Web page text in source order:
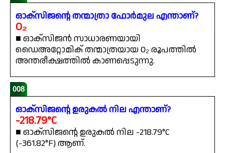
ഓക്സിജന്റെ തന്മാത്രാ ഫോർമുല എന്താണ്?
O₂
■ ഓക്സിജൻ സാധാരണയായി
ഡൈഅറ്റോമിക് തന്മാത്രയായ O₂ രൂപത്തിൽ
അന്തരീക്ഷത്തിൽ കാണപ്പെടുന്നു.
008
ഓക്സിജന്റെ ഉരുകൽ നില എന്താണ്?
-218.79°C
■ ഓക്സിജന്റെ ഉരുകൽ നില -218.79°C
(-361.82°F) ആണ്.